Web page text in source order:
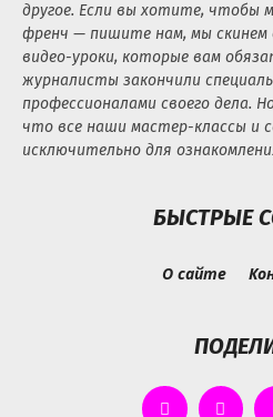
другое. Если вы хотите, чтобы
френч — пишите нам, мы скинем
видео-уроки, которые вам
журналисты закончили
профессионалами своего дела.
что все наши мастер-классы и
исключительно для
БЫСТРЫЕ
О сайте